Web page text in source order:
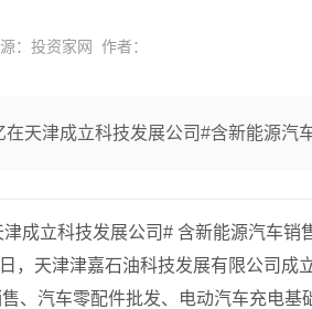
：投资家网 作者：
在天津成立科技发展公司#含新能源汽
津成立科技发展公司# 含新能源汽车销
，天津津嘉石油科技发展有限公司成
、汽车零配件批发、电动汽车充电